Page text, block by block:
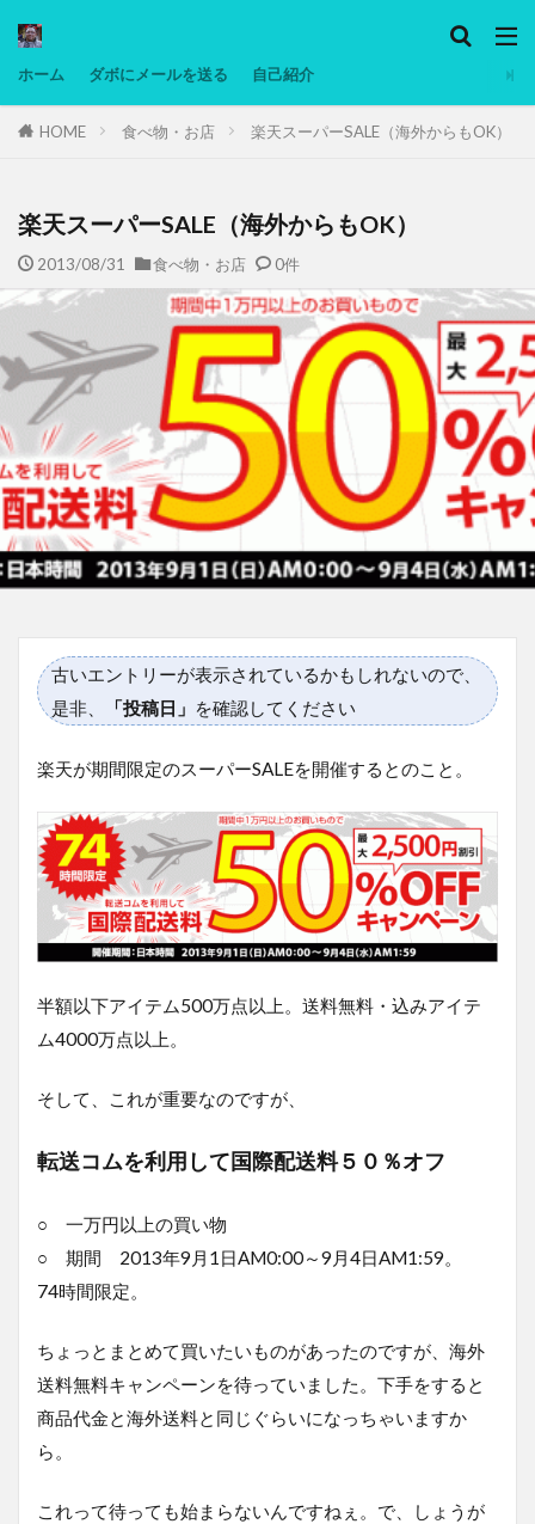
ホーム ダボにメールを送る 自己紹介
HOME 食べ物・お店 楽天スーパーSALE（海外からもOK）
楽天スーパーSALE（海外からもOK）
2013/08/31 食べ物・お店 0件
古いエントリーが表示されているかもしれないので、
是非、
「投稿日」 を確認してください
楽天が期間限定のスーパーSALEを開催するとのこと。
半額以下アイテム500万点以上。送料無料・込みアイテ
ム4000万点以上。
そして、これが重要なのですが、
転送コムを利用して国際配送料５０％オフ
○ 一万円以上の買い物
○ 期間 2013年9月1日AM0:00～9月4日AM1:59。
74時間限定。
ちょっとまとめて買いたいものがあったのですが、海外
送料無料キャンペーンを待っていました。下手をすると
商品代金と海外送料と同じぐらいになっちゃいますか
ら。
これって待っても始まらないんですねぇ。で、しょうが
タグ
マレーシア動画
ヨーグルト
備忘録
動画 日本人村社会 脱水シート
検索